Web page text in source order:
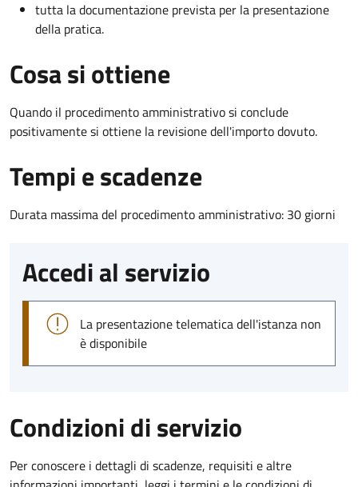
tutta la documentazione prevista per la presentazione
della pratica.
Cosa si ottiene
Quando il procedimento amministrativo si conclude
positivamente si ottiene la revisione dell'importo dovuto.
Tempi e scadenze
Durata massima del procedimento amministrativo: 30 giorni
Accedi al servizio
La presentazione telematica dell'istanza non
è disponibile
Condizioni di servizio
Per conoscere i dettagli di scadenze, requisiti e altre